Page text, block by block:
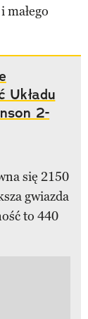
małego
Układu
2-
się 2150
gwiazda
to 440